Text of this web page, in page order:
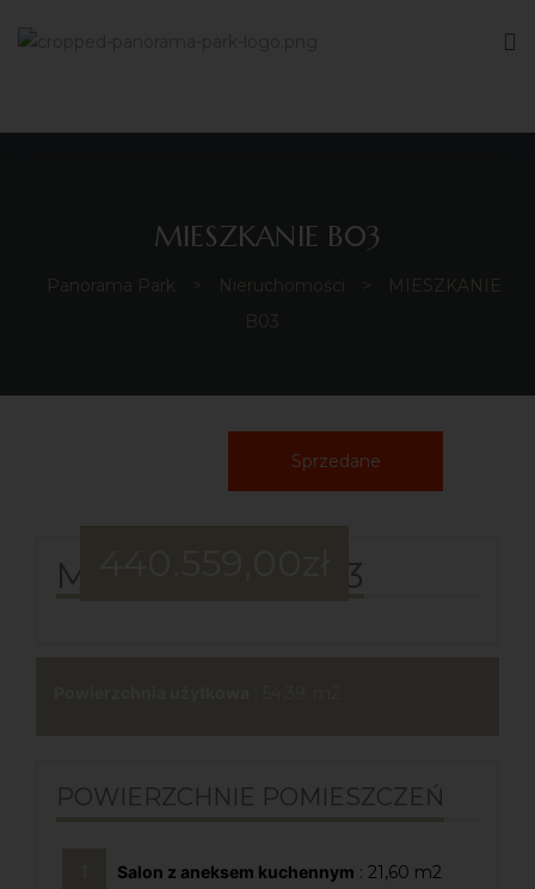
MIESZKANIE B03
Panorama Park > Nieruchomości >
MIESZKANIE
B03
MIESZKANIE B03
Sprzedane
POWIERZCHNIE POMIESZCZEŃ
Salon z aneksem kuchennym : 21,60